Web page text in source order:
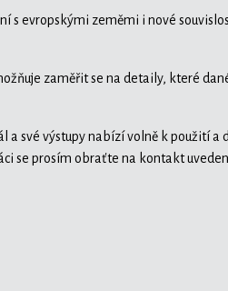
s evropskými zeměmi i nové
zaměřit se na detaily, které
a své výstupy nabízí volně k použití a
se prosím obraťte na kontakt